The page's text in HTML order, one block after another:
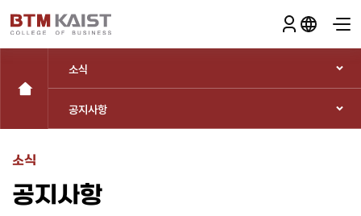
소식
공지사항
소식
공지사항